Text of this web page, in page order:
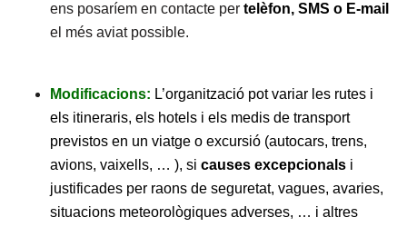
ens posaríem en contacte per telèfon, SMS o E-mail
el més aviat possible.
Modificacions: L’organització pot variar les rutes i
els itineraris, els hotels i els medis de transport
previstos en un viatge o excursió (autocars, trens,
avions, vaixells, … ), si causes excepcionals i
justificades per raons de seguretat, vagues, avaries,
situacions meteorològiques adverses, … i altres